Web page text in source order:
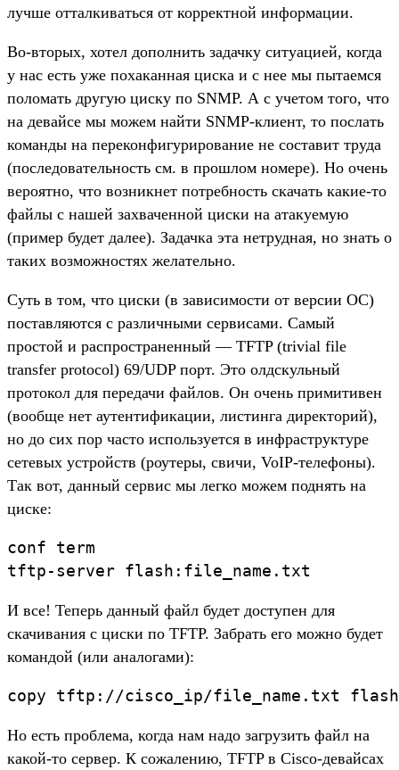
лучше отталкиваться от корректной информации.
Во-вторых, хотел дополнить задачку ситуацией, когда
у нас есть уже похаканная циска и с нее мы пытаемся
поломать другую циску по SNMP. А с учетом того, что
на девайсе мы можем найти SNMP-клиент, то послать
команды на переконфигурирование не составит труда
(последовательность см. в прошлом номере). Но очень
вероятно, что возникнет потребность скачать какие-то
файлы с нашей захваченной циски на атакуемую
(пример будет далее). Задачка эта нетрудная, но знать о
таких возможностях желательно.
Суть в том, что циски (в зависимости от версии ОС)
поставляются с различными сервисами. Самый
простой и распространенный — TFTP (trivial file
transfer protocol) 69/UDP порт. Это олдскульный
протокол для передачи файлов. Он очень примитивен
(вообще нет аутентификации, листинга директорий),
но до сих пор часто используется в инфраструктуре
сетевых устройств (роутеры, свичи, VoIP-телефоны).
Так вот, данный сервис мы легко можем поднять на
циске:
conf term
tftp-server flash:file_name.txt
И все! Теперь данный файл будет доступен для
скачивания с циски по TFTP. Забрать его можно будет
командой (или аналогами):
copy tftp://cisco_ip/file_name.txt
Но есть проблема, когда нам надо загрузить файл на
какой-то сервер. К сожалению, TFTP в Cisco-девайсах